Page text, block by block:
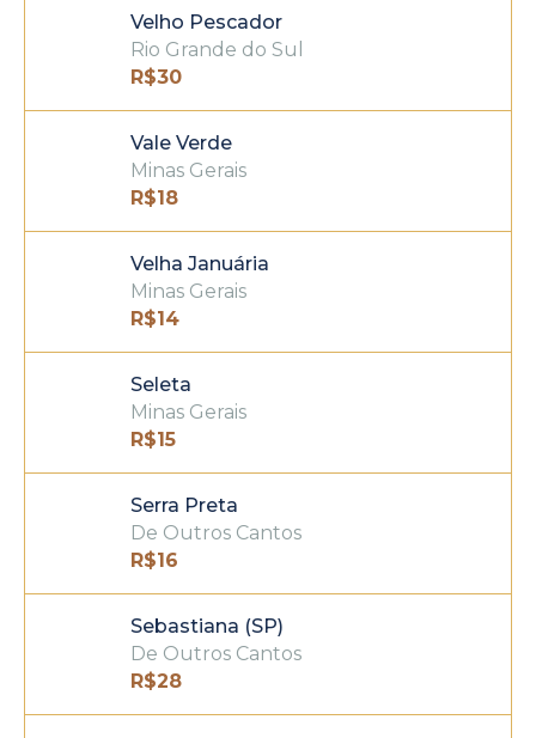
Velho Pescador
Rio Grande do Sul
R$30
Vale Verde
Minas Gerais
R$18
Velha Januária
Minas Gerais
R$14
Seleta
Minas Gerais
R$15
Serra Preta
De Outros Cantos
R$16
Sebastiana (SP)
De Outros Cantos
R$28